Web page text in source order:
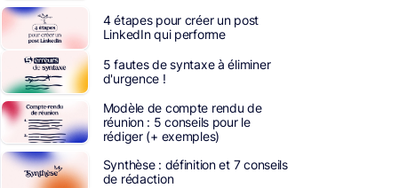
4 étapes pour créer un post
LinkedIn qui performe
5 fautes de syntaxe à éliminer
d'urgence !
Modèle de compte rendu de
réunion : 5 conseils pour le
rédiger (+ exemples)
Synthèse : définition et 7 conseils
de rédaction